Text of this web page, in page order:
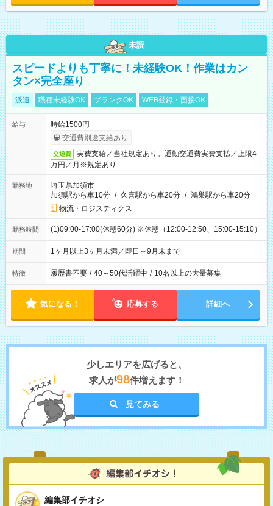
未読
スピードよりも丁寧に！未経験OK！作業はカン
タン×完全座り
派遣 職種未経験OK ブランクOK WEB登録・面接OK
給与
時給1500円
交通費別途支給あり
交通費
実費支給／当社規定あり。通勤交通費実費支払／上限4
万円／月※規定あり
勤務地
埼玉県加須市
加須駅から車10分 / 久喜駅から車20分 / 鴻巣駅から車20分
物流・ロジスティクス
勤務時間 (1)09:00-17:00(休憩60分) ※休憩（12:00-12:50、15:00-15:10）
期間 1ヶ月以上3ヶ月未満／即日～9月末まで
特徴 履歴書不要 / 40～50代活躍中 / 10名以上の大量募集
気になる！ 応募する 詳細へ
少しエリアを広げると、
求人が98件増えます！
見てみる
編集部イチオシ